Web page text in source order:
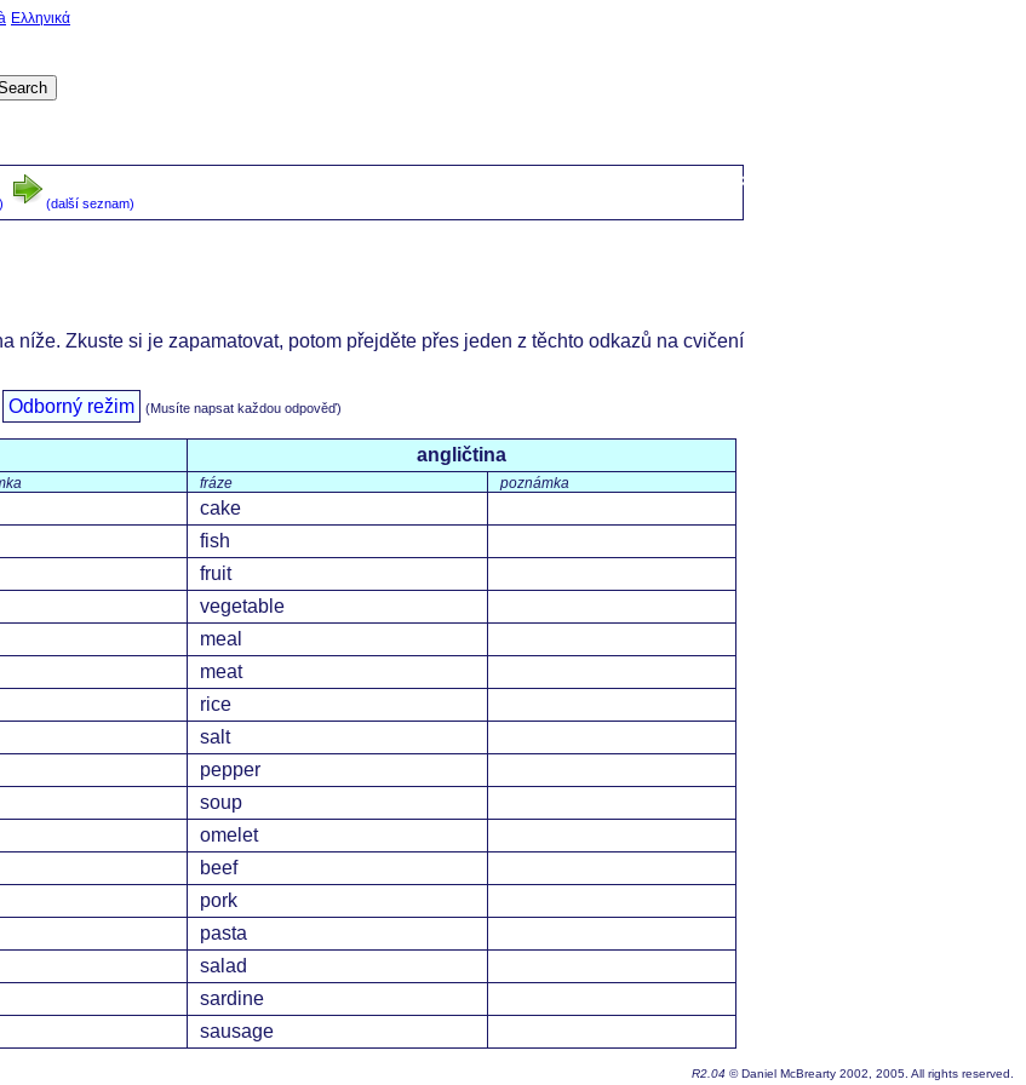
Ελληνικά
Česko-anglické fráze
(další seznam)
níže. Zkuste si je zapamatovat, potom přejděte přes jeden z těchto odkazů na cvičení
Odborný režim (Musíte napsat každou odpověď)
angličtina
fráze poznámka
cake
fish
fruit
vegetable
meal
meat
rice
salt
pepper
soup
omelet
beef
pork
pasta
salad
sardine
sausage
R2.04 © Daniel McBrearty 2002, 2005. All rights reserved.